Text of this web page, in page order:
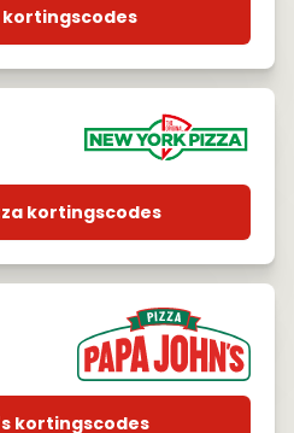
kortingscodes
kortingscodes
kortingscodes